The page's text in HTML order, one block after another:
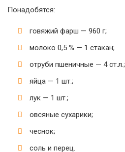
Понадобятся:
говяжий фарш — 960 г;
молоко 0,5 % — 1 стакан;
отруби пшеничные — 4 ст.л.;
яйца — 1 шт.;
лук — 1 шт.;
овсяные сухарики;
чеснок;
соль и перец.